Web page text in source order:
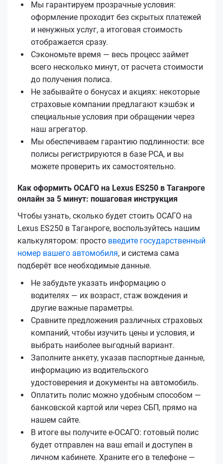
Мы гарантируем прозрачные условия:
оформление проходит без скрытых платежей
и ненужных услуг, а итоговая стоимость
отображается сразу.
Сэкономьте время — весь процесс займет
всего несколько минут, от расчета стоимости
до получения полиса.
Не забывайте о бонусах и акциях: некоторые
страховые компании предлагают кэшбэк и
специальные условия при обращении через
наш агрегатор.
Мы обеспечиваем гарантию подлинности: все
полисы регистрируются в базе РСА, и вы
можете проверить их самостоятельно.
Как оформить ОСАГО на Lexus ES250 в Таганроге
онлайн за 5 минут: пошаговая инструкция
Чтобы узнать, сколько будет стоить ОСАГО на
Lexus ES250 в Таганроге, воспользуйтесь нашим
калькулятором: просто введите государственный
номер вашего автомобиля, и система сама
подберёт все необходимые данные.
Не забудьте указать информацию о
водителях — их возраст, стаж вождения и
другие важные параметры.
Сравните предложения различных страховых
компаний, чтобы изучить цены и условия, и
выбрать наиболее выгодный вариант.
Заполните анкету, указав паспортные данные,
информацию из водительского
удостоверения и документы на автомобиль.
Оплатить полис можно удобным способом —
банковской картой или через СБП, прямо на
нашем сайте.
В итоге вы получите е‑ОСАГО: готовый полис
будет отправлен на ваш email и доступен в
личном кабинете. Храните его в телефоне —